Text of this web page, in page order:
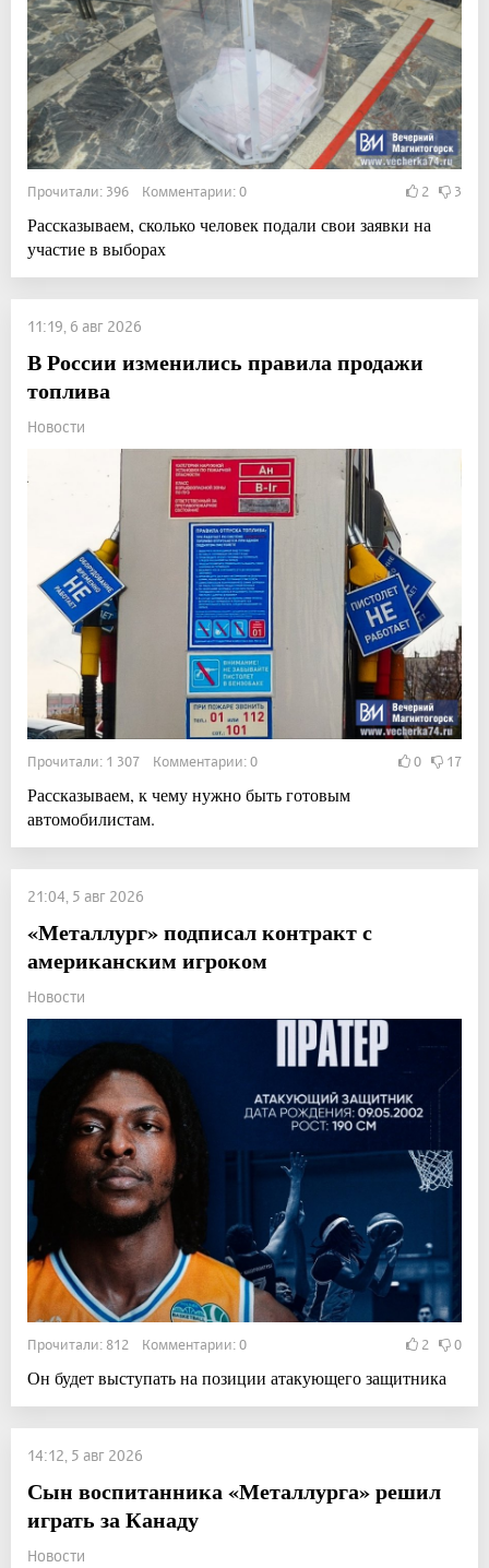
Прочитали: 396 Комментарии: 0 2 3
Рассказываем, сколько человек подали свои заявки на
участие в выборах
11:19, 6 авг 2026
В России изменились правила продажи
топлива
Новости
Прочитали: 1 307 Комментарии: 0 0 17
Рассказываем, к чему нужно быть готовым
автомобилистам.
21:04, 5 авг 2026
«Металлург» подписал контракт с
американским игроком
Новости
Прочитали: 812 Комментарии: 0 2 0
Он будет выступать на позиции атакующего защитника
14:12, 5 авг 2026
Сын воспитанника «Металлурга» решил
играть за Канаду
Новости